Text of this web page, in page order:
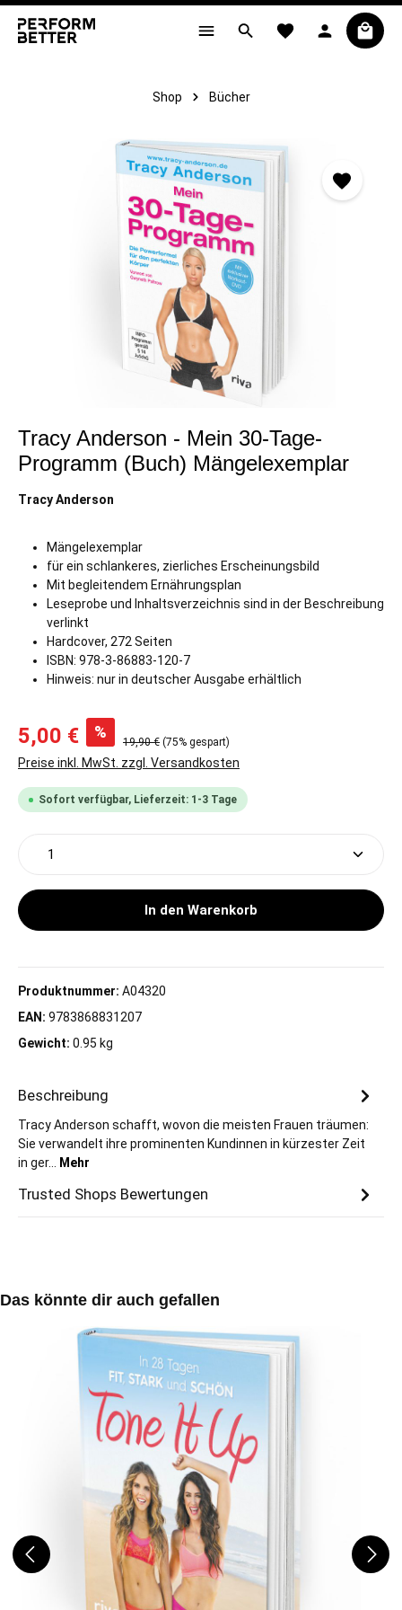
springen
Shop Bücher
Bildergalerie überspringen
Tracy Anderson - Mein 30-Tage-
Programm (Buch) Mängelexemplar
Tracy Anderson
Mängelexemplar
für ein schlankeres, zierliches Erscheinungsbild
Mit begleitendem Ernährungsplan
Leseprobe und Inhaltsverzeichnis sind in der Beschreibung
verlinkt
Hardcover, 272 Seiten
ISBN: 978-3-86883-120-7
Hinweis: nur in deutscher Ausgabe erhältlich
5,00 € %
19,90 € (75% gespart)
Preise inkl. MwSt. zzgl. Versandkosten
Sofort verfügbar, Lieferzeit: 1-3 Tage
Produkt Anzahl: Gib den gewünschten Wert ein
In den Warenkorb
Produktnummer: A04320
EAN: 9783868831207
Gewicht: 0.95 kg
Beschreibung
Tracy Anderson schafft, wovon die meisten Frauen träumen:
Sie verwandelt ihre prominenten Kundinnen in kürzester Zeit
in ger…
Mehr
Trusted Shops Bewertungen
Produktgalerie überspringen
Das könnte dir auch gefallen